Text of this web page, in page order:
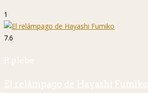
1
7.6
P. plebe
El relámpago de Hayashi Fumiko